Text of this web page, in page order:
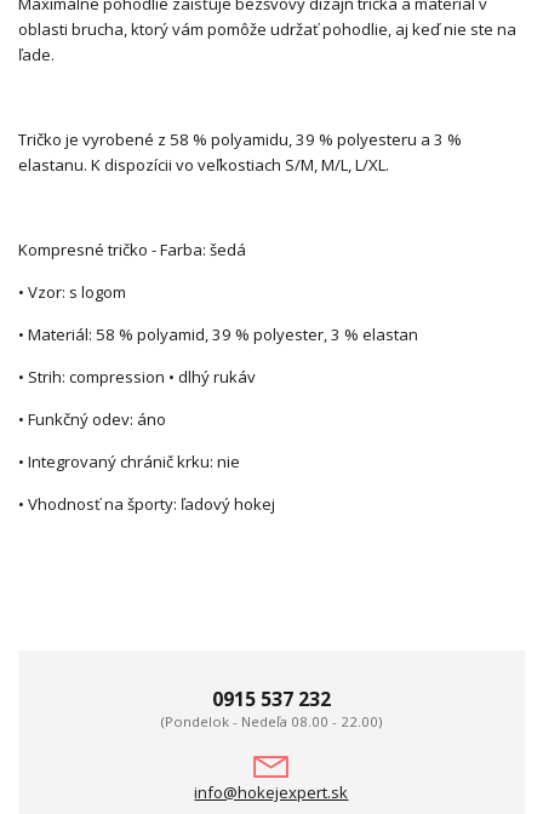
oblasti brucha, ktorý vám pomôže udržať pohodlie, aj keď nie ste na
ľade.
Tričko je vyrobené z 58 % polyamidu, 39 % polyesteru a 3 %
elastanu. K dispozícii vo veľkostiach S/M, M/L, L/XL.
Kompresné tričko - Farba: šedá
• Vzor: s logom
• Materiál: 58 % polyamid, 39 % polyester, 3 % elastan
• Strih: compression • dlhý rukáv
• Funkčný odev: áno
• Integrovaný chránič krku: nie
• Vhodnosť na športy: ľadový hokej
0915 537 232
(Pondelok - Nedeľa 08.00 - 22.00)
info@hokejexpert.sk